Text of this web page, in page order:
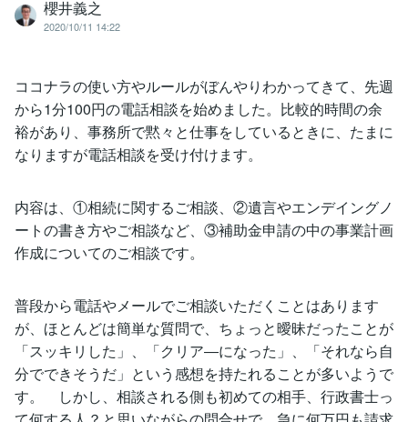
櫻井義之
2020/10/11 14:22
ココナラの使い方やルールがぼんやりわかってきて、先週
から1分100円の電話相談を始めました。比較的時間の余
裕があり、事務所で黙々と仕事をしているときに、たまに
なりますが電話相談を受け付けます。
内容は、①相続に関するご相談、②遺言やエンデイングノ
ートの書き方やご相談など、③補助金申請の中の事業計画
作成についてのご相談です。
普段から電話やメールでご相談いただくことはあります
が、ほとんどは簡単な質問で、ちょっと曖昧だったことが
「スッキリした」、「クリア―になった」、「それなら自
分でできそうだ」という感想を持たれることが多いようで
す。 しかし、相談される側も初めての相手、行政書士っ